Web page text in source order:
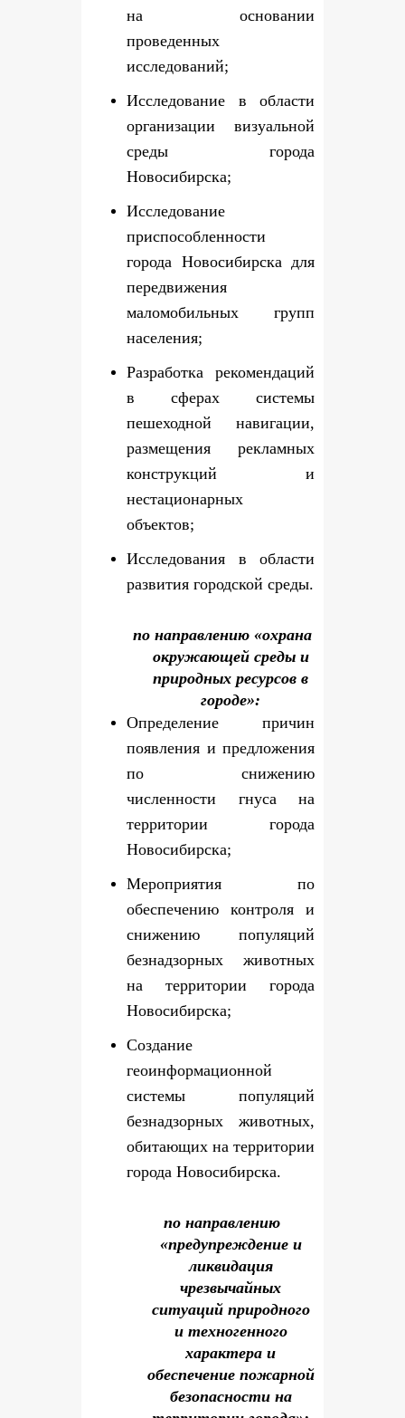
на основании
проведенных
исследований;
Исследование в области
организации визуальной
среды города
Новосибирска;
Исследование
приспособленности
города Новосибирска для
передвижения
маломобильных групп
населения;
Разработка рекомендаций
в сферах системы
пешеходной навигации,
размещения рекламных
конструкций и
нестационарных
объектов;
Исследования в области
развития городской среды.
по направлению «охрана
окружающей среды и
природных ресурсов в
городе»:
Определение причин
появления и предложения
по снижению
численности гнуса на
территории города
Новосибирска;
Мероприятия по
обеспечению контроля и
снижению популяций
безнадзорных животных
на территории города
Новосибирска;
Создание
геоинформационной
системы популяций
безнадзорных животных,
обитающих на территории
города Новосибирска.
по направлению
«предупреждение и
ликвидация
чрезвычайных
ситуаций природного
и техногенного
характера и
обеспечение пожарной
безопасности на